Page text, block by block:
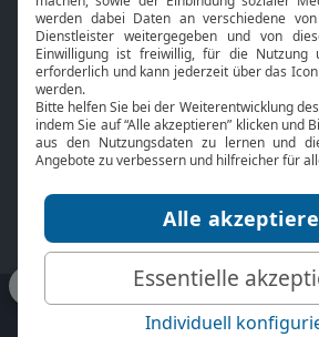
Bibel TV
Über uns
Jobs
Mediadaten
bibeltv.de: Impressum
Nutzungsbedingungen